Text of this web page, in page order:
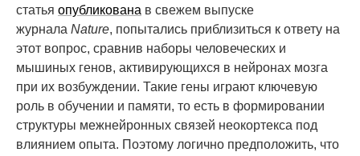
статья опубликована в свежем выпуске
журнала Nature, попытались приблизиться к ответу на
этот вопрос, сравнив наборы человеческих и
мышиных генов, активирующихся в нейронах мозга
при их возбуждении. Такие гены играют ключевую
роль в обучении и памяти, то есть в формировании
структуры межнейронных связей неокортекса под
влиянием опыта. Поэтому логично предположить, что